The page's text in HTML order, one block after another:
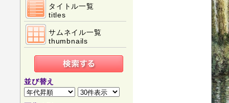
タイトル一覧
titles
サムネイル一覧
thumbnails
並び替え